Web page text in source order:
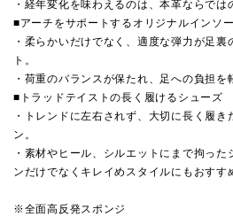
・経年変化を味わえるのは、本革ならでは
■アーチをサポートするオリジナルインソ
・柔らかいだけでなく、適度な弾力が足
ト。
・荷重のバランスが保たれ、足への負担を
■トラッドテイストの長く履けるシューズ
・トレンドに左右されず、大切に長く履き
ン。
・素材やヒール、シルエットにまで拘っ
ンだけでなくキレイめスタイルにもおすす
※全面高反発スポンジ